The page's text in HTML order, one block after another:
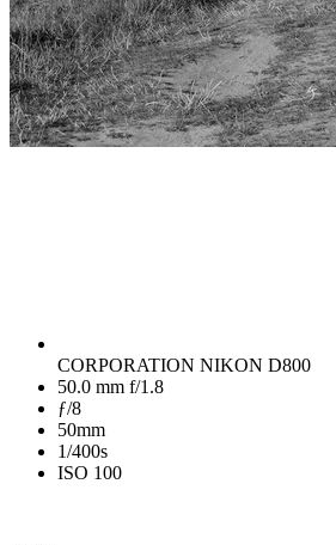
CORPORATION NIKON D800
50.0 mm f/1.8
ƒ/8
50mm
1/400s
ISO 100